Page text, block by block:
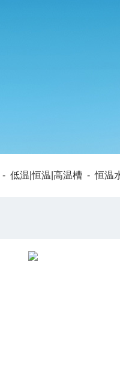
- 低温|恒温|高温槽 -恒温